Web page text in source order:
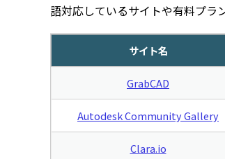
語対応しているサイトや有料プラ
サイト名
GrabCAD
Autodesk Community Gallery
Clara.io